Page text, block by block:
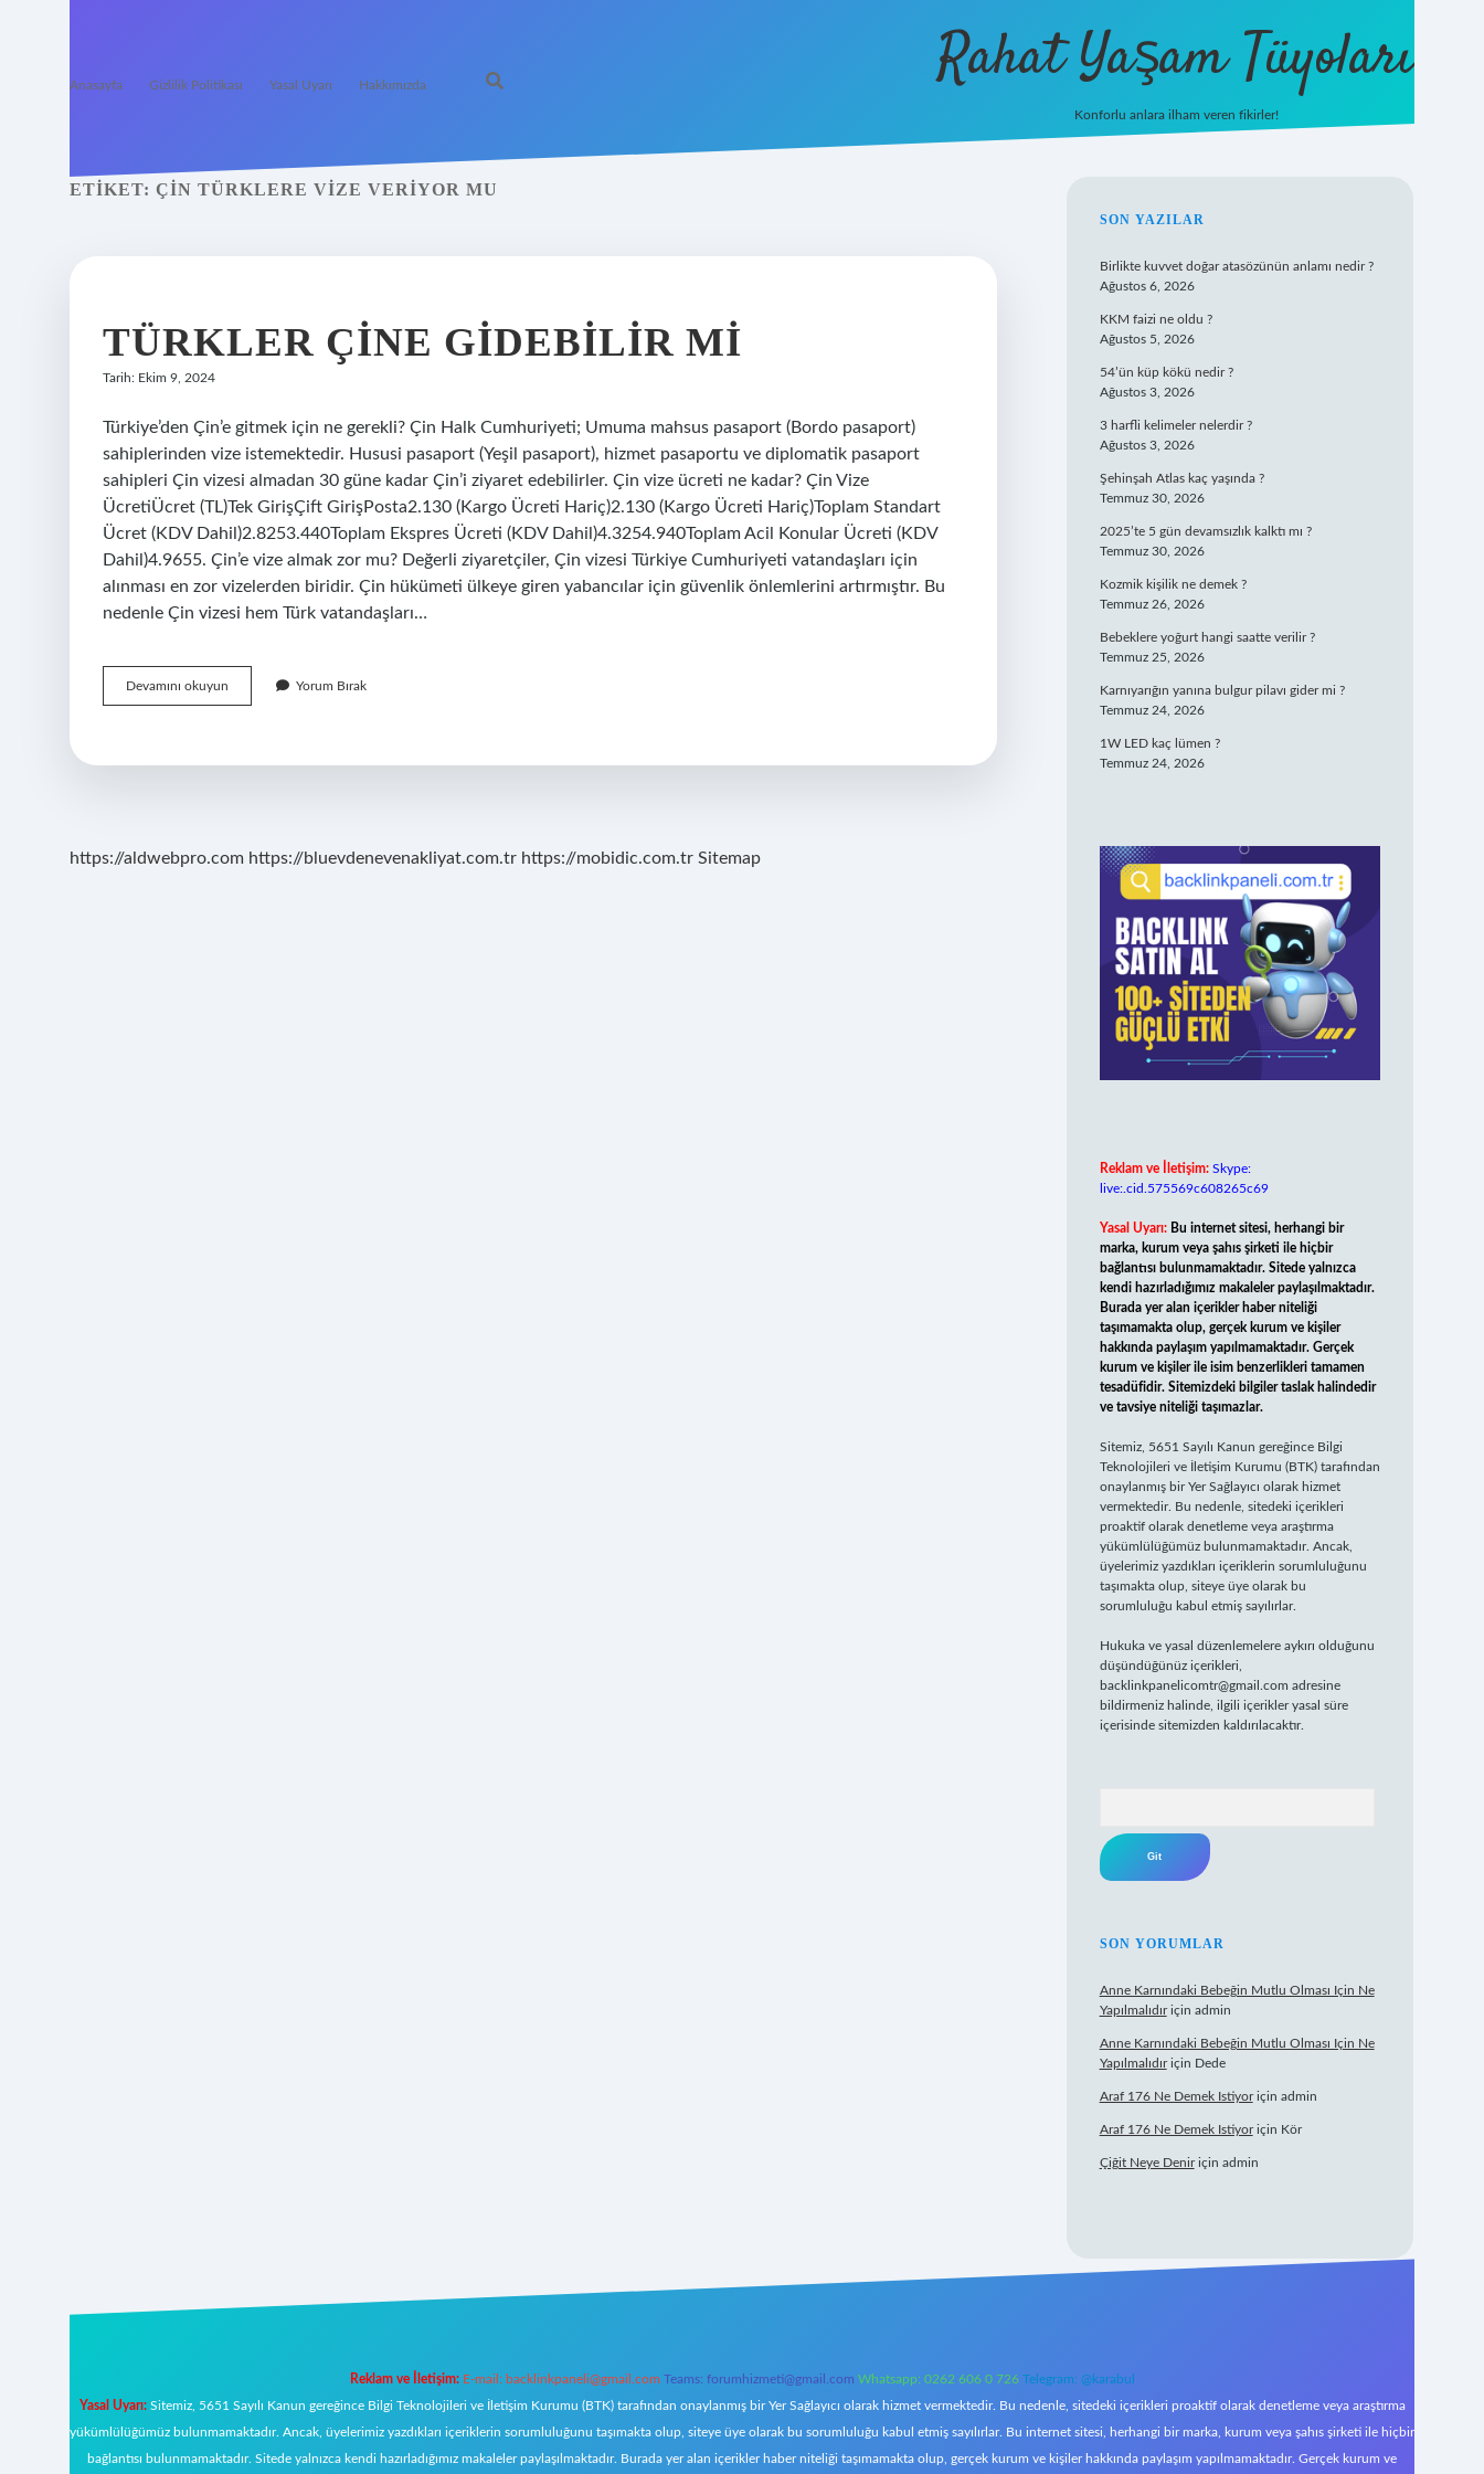
Anasayfa Gizlilik Politikası Yasal Uyarı Hakkımızda Rahat Yaşam Tüyoları
Konforlu anlara ilham veren fikirler!
ETIKET: ÇIN TÜRKLERE VIZE VERIYOR MU
TÜRKLER ÇINE GIDEBILIR MI
Tarih: Ekim 9, 2024
Türkiye’den Çin’e gitmek için ne gerekli? Çin Halk Cumhuriyeti; Umuma mahsus pasaport (Bordo pasaport)
sahiplerinden vize istemektedir. Hususi pasaport (Yeşil pasaport), hizmet pasaportu ve diplomatik pasaport
sahipleri Çin vizesi almadan 30 güne kadar Çin’i ziyaret edebilirler. Çin vize ücreti ne kadar? Çin Vize
ÜcretiÜcret (TL)Tek GirişÇift GirişPosta2.130 (Kargo Ücreti Hariç)2.130 (Kargo Ücreti Hariç)Toplam Standart
Ücret (KDV Dahil)2.8253.440Toplam Ekspres Ücreti (KDV Dahil)4.3254.940Toplam Acil Konular Ücreti (KDV
Dahil)4.9655. Çin’e vize almak zor mu? Değerli ziyaretçiler, Çin vizesi Türkiye Cumhuriyeti vatandaşları için
alınması en zor vizelerden biridir. Çin hükümeti ülkeye giren yabancılar için güvenlik önlemlerini artırmıştır. Bu
nedenle Çin vizesi hem Türk vatandaşları…
Devamını okuyun
Çine
Yorum Bırak
https://aldwebpro.com https://bluevdenevenakliyat.com.tr https://mobidic.com.tr Sitemap
SIDEBAR
SON YAZILAR
Birlikte kuvvet doğar atasözünün anlamı nedir ?
Ağustos 6, 2026
KKM faizi ne oldu ?
Ağustos 5, 2026
54’ün küp kökü nedir ?
Ağustos 3, 2026
3 harfli kelimeler nelerdir ?
Ağustos 3, 2026
Şehinşah Atlas kaç yaşında ?
Temmuz 30, 2026
2025’te 5 gün devamsızlık kalktı mı ?
Temmuz 30, 2026
Kozmik kişilik ne demek ?
Temmuz 26, 2026
Bebeklere yoğurt hangi saatte verilir ?
Temmuz 25, 2026
Karnıyarığın yanına bulgur pilavı gider mi ?
Temmuz 24, 2026
1W LED kaç lümen ?
Temmuz 24, 2026
Reklam ve İletişim: Skype:
live:.cid.575569c608265c69
Yasal Uyarı: Bu internet sitesi, herhangi bir
marka, kurum veya şahıs şirketi ile hiçbir
bağlantısı bulunmamaktadır. Sitede yalnızca
kendi hazırladığımız makaleler paylaşılmaktadır.
Burada yer alan içerikler haber niteliği
taşımamakta olup, gerçek kurum ve kişiler
hakkında paylaşım yapılmamaktadır. Gerçek
kurum ve kişiler ile isim benzerlikleri tamamen
tesadüfidir. Sitemizdeki bilgiler taslak halindedir
ve tavsiye niteliği taşımazlar.
Sitemiz, 5651 Sayılı Kanun gereğince Bilgi
Teknolojileri ve İletişim Kurumu (BTK) tarafından
onaylanmış bir Yer Sağlayıcı olarak hizmet
vermektedir. Bu nedenle, sitedeki içerikleri
proaktif olarak denetleme veya araştırma
yükümlülüğümüz bulunmamaktadır. Ancak,
üyelerimiz yazdıkları içeriklerin sorumluluğunu
taşımakta olup, siteye üye olarak bu
sorumluluğu kabul etmiş sayılırlar.
Hukuka ve yasal düzenlemelere aykırı olduğunu
düşündüğünüz içerikleri,
backlinkpanelicomtr@gmail.com adresine
bildirmeniz halinde, ilgili içerikler yasal süre
içerisinde sitemizden kaldırılacaktır.
SON YORUMLAR
Anne Karnındaki Bebeğin Mutlu Olması Için Ne
Yapılmalıdıriçin admin
Anne Karnındaki Bebeğin Mutlu Olması Için Ne
Yapılmalıdıriçin Dede
Araf 176 Ne Demek Istiyoriçin admin
Araf 176 Ne Demek Istiyoriçin Kör
Çiğit Neye Deniriçin admin
Reklam ve İletişim: E-mail: backlinkpaneli@gmail.com Teams: forumhizmeti@gmail.com Whatsapp: 0262 606 0 726 Telegram: @karabul
Yasal Uyarı:Sitemiz, 5651 Sayılı Kanun gereğince Bilgi Teknolojileri ve İletişim Kurumu (BTK) tarafından onaylanmış bir Yer Sağlayıcı olarak hizmet vermektedir. Bu nedenle, sitedeki içerikleri proaktif olarak denetleme veya araştırma
yükümlülüğümüz bulunmamaktadır. Ancak, üyelerimiz yazdıkları içeriklerin sorumluluğunu taşımakta olup, siteye üye olarak bu sorumluluğu kabul etmiş sayılırlar. Bu internet sitesi, herhangi bir marka, kurum veya şahıs şirketi ile hiçbir
bağlantısı bulunmamaktadır. Sitede yalnızca kendi hazırladığımız makaleler paylaşılmaktadır. Burada yer alan içerikler haber niteliği taşımamakta olup, gerçek kurum ve kişiler hakkında paylaşım yapılmamaktadır. Gerçek kurum ve